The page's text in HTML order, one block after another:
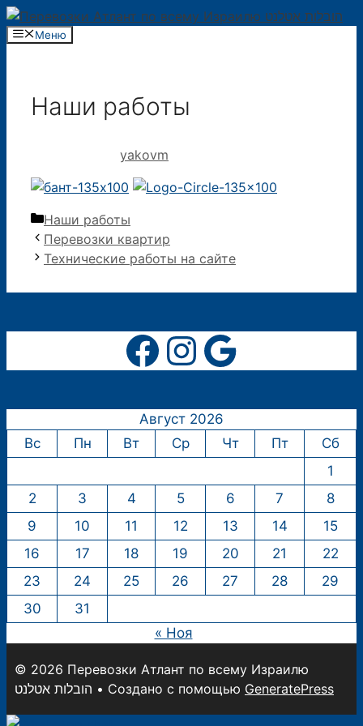
Перейти
Меню
Наши работы
yakovm
Рубрики
Наши работы
Перевозки квартир
Технические работы на сайте
Facebook
Instagram
Google
Август 2026
Вс
Пн Вт Ср Чт Пт
Сб
1
2
3 4 5 6 7
8
9
10 11 12 13 14
15
16
17 18 19 20 21
22
23
24 25 26 27 28
29
30
31
« Ноя
© 2026 Перевозки Атлант по всему Израилю
הובלות אטלנט • Создано с помощью GeneratePress